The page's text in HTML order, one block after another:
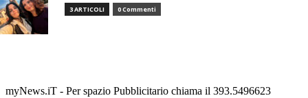
3 ARTICOLI 0 Commenti
myNews.iT - Per spazio Pubblicitario chiama il 393.5496623